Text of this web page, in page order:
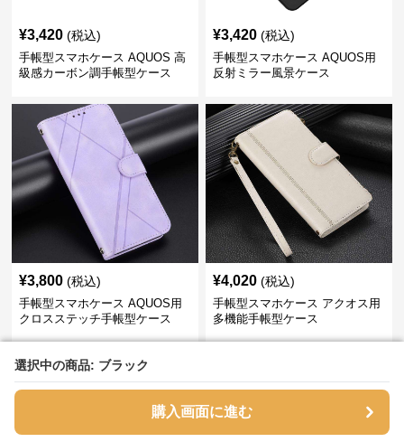
選択中の商品: ブラック
購入画面に進む
選択中の商品: ブラック
購入画面に進む
¥3,420 (税込)
手帳型スマホケース AQUOS 高
級感カーボン調手帳型ケース
¥3,420 (税込)
手帳型スマホケース AQUOS用
反射ミラー風景ケース
¥3,800 (税込)
手帳型スマホケース AQUOS用
クロスステッチ手帳型ケース
¥4,020 (税込)
手帳型スマホケース アクオス用
多機能手帳型ケース
手帳型スマホケースのAQUOS一覧へ ›